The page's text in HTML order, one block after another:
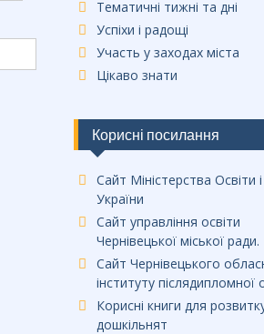
Тематичні тижні та дні
Успіхи і радощі
Участь у заходах міста
Цікаво знати
Корисні посилання
Сайт Міністерства Освіти
України
Сайт управління освіти
Чернівецької міської ради.
Сайт Чернівецького
інституту післядипломної
Корисні книги для
дошкільнят